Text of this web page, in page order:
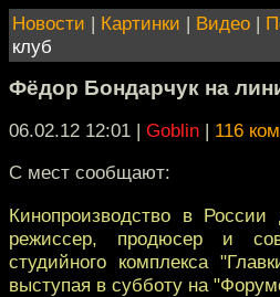
Новости | Картинки | Видео |
клуб
Фёдор Бондарчук на
06.02.12 12:01 | Goblin | 116
C мест сообщают:
Кинопроизводство в России
режиссер, продюсер и
студийного комплекса
выступая в субботу на